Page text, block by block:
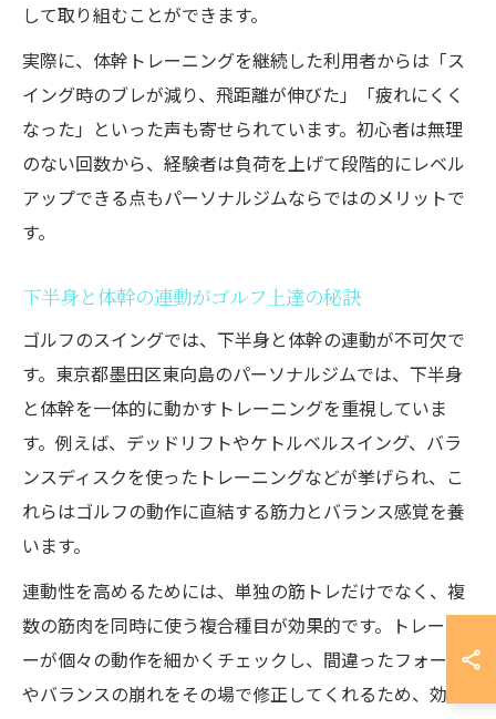
して取り組むことができます。
実際に、体幹トレーニングを継続した利用者からは「ス
イング時のブレが減り、飛距離が伸びた」「疲れにくく
なった」といった声も寄せられています。初心者は無理
のない回数から、経験者は負荷を上げて段階的にレベル
アップできる点もパーソナルジムならではのメリットで
す。
下半身と体幹の連動がゴルフ上達の秘訣
ゴルフのスイングでは、下半身と体幹の連動が不可欠で
す。東京都墨田区東向島のパーソナルジムでは、下半身
と体幹を一体的に動かすトレーニングを重視していま
す。例えば、デッドリフトやケトルベルスイング、バラ
ンスディスクを使ったトレーニングなどが挙げられ、こ
れらはゴルフの動作に直結する筋力とバランス感覚を養
います。
連動性を高めるためには、単独の筋トレだけでなく、複
数の筋肉を同時に使う複合種目が効果的です。トレーナ
ーが個々の動作を細かくチェックし、間違ったフォーム
やバランスの崩れをその場で修正してくれるため、効率